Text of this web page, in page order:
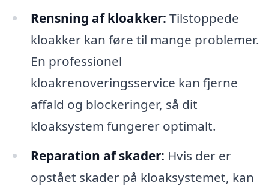
Rensning af kloakker: Tilstoppede
kloakker kan føre til mange problemer.
En professionel
kloakrenoveringsservice kan fjerne
affald og blockeringer, så dit
kloaksystem fungerer optimalt.
Reparation af skader: Hvis der er
opstået skader på kloaksystemet, kan